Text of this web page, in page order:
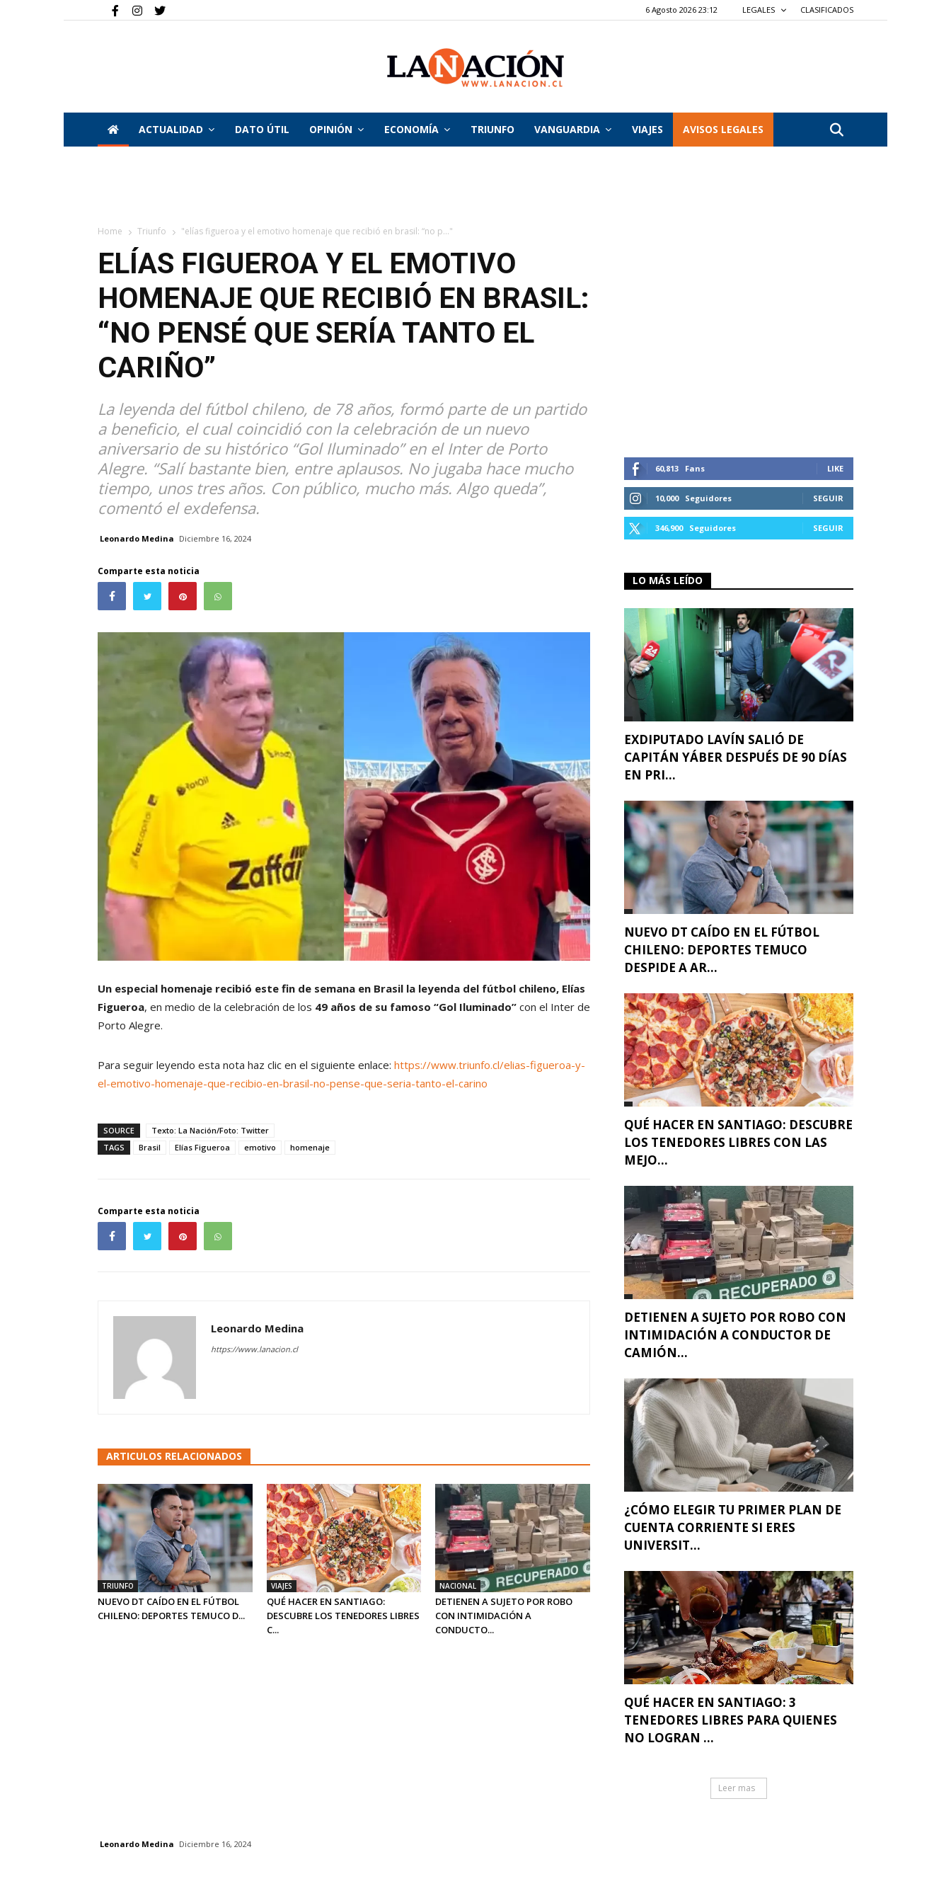
6 Agosto 2026 23:12 LEGALES CLASIFICADOS
La
ACTUALIDAD DATO ÚTIL OPINIÓN ECONOMÍA TRIUNFO VANGUARDIA VIAJES AVISOS LEGALES
Home Triunfo "elías figueroa y el emotivo homenaje que recibió en brasil: “no p..."
ELÍAS FIGUEROA Y EL EMOTIVO
HOMENAJE QUE RECIBIÓ EN BRASIL:
“NO PENSÉ QUE SERÍA TANTO EL
CARIÑO”
La leyenda del fútbol chileno, de 78 años, formó parte de un partido
a beneficio, el cual coincidió con la celebración de un nuevo
aniversario de su histórico “Gol Iluminado” en el Inter de Porto
Alegre. “Salí bastante bien, entre aplausos. No jugaba hace mucho
tiempo, unos tres años. Con público, mucho más. Algo queda”,
comentó el exdefensa.
Leonardo Medina Diciembre 16, 2024
Comparte esta noticia
Un especial homenaje recibió este fin de semana en Brasil la leyenda del fútbol chileno, Elías
Figueroa, en medio de la celebración de los 49 años de su famoso “Gol Iluminado” con el Inter de
Porto Alegre.
Para seguir leyendo esta nota haz clic en el siguiente enlace: https://www.triunfo.cl/elias-figueroa-y-
el-emotivo-homenaje-que-recibio-en-brasil-no-pense-que-seria-tanto-el-carino
SOURCE
Texto: La Nación/Foto: Twitter
TAGS
Brasil Elías Figueroa emotivo homenaje
Comparte esta noticia
Leonardo Medina
https://www.lanacion.cl
ARTICULOS RELACIONADOS
TRIUNFO
NUEVO DT CAÍDO EN EL FÚTBOL
CHILENO: DEPORTES TEMUCO D...
VIAJES
QUÉ HACER EN SANTIAGO:
DESCUBRE LOS TENEDORES LIBRES
C...
NACIONAL
DETIENEN A SUJETO POR ROBO
CON INTIMIDACIÓN A
CONDUCTO...
60,813 Fans LIKE
10,000 Seguidores SEGUIR
346,900 Seguidores SEGUIR
LO MÁS LEÍDO
EXDIPUTADO LAVÍN SALIÓ DE
CAPITÁN YÁBER DESPUÉS DE 90 DÍAS
EN PRI...
NUEVO DT CAÍDO EN EL FÚTBOL
CHILENO: DEPORTES TEMUCO
DESPIDE A AR...
QUÉ HACER EN SANTIAGO: DESCUBRE
LOS TENEDORES LIBRES CON LAS
MEJO...
DETIENEN A SUJETO POR ROBO CON
INTIMIDACIÓN A CONDUCTOR DE
CAMIÓN...
¿CÓMO ELEGIR TU PRIMER PLAN DE
CUENTA CORRIENTE SI ERES
UNIVERSIT...
QUÉ HACER EN SANTIAGO: 3
TENEDORES LIBRES PARA QUIENES
NO LOGRAN ...
Leer mas
Leonardo Medina Diciembre 16, 2024